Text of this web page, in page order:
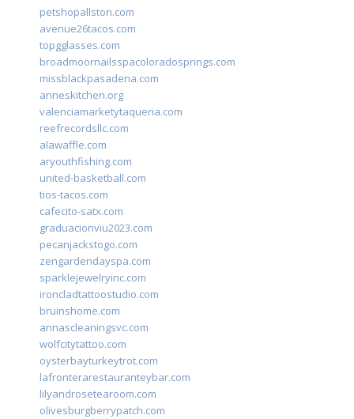
petshopallston.com
avenue26tacos.com
topgglasses.com
broadmoornailsspacoloradosprings.com
missblackpasadena.com
anneskitchen.org
valenciamarketytaqueria.com
reefrecordsllc.com
alawaffle.com
aryouthfishing.com
united-basketball.com
tios-tacos.com
cafecito-satx.com
graduacionviu2023.com
pecanjackstogo.com
zengardendayspa.com
sparklejewelryinc.com
ironcladtattoostudio.com
bruinshome.com
annascleaningsvc.com
wolfcitytattoo.com
oysterbayturkeytrot.com
lafronterarestauranteybar.com
lilyandrosetearoom.com
olivesburgberrypatch.com